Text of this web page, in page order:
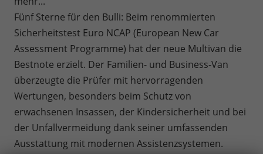
Fünf Sterne für den Bulli: Beim renommierten
Sicherheitstest Euro NCAP (European New Car
Assessment Programme) hat der neue Multivan die
Bestnote erzielt. Der Familien- und Business-Van
überzeugte die Prüfer mit hervorragenden
Wertungen, besonders beim Schutz von
erwachsenen Insassen, der Kindersicherheit und bei
der Unfallvermeidung dank seiner umfassenden
Ausstattung mit modernen Assistenzsystemen.